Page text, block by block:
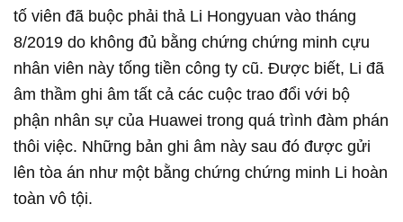
tố viên đã buộc phải thả Li Hongyuan vào tháng
8/2019 do không đủ bằng chứng chứng minh cựu
nhân viên này tống tiền công ty cũ. Được biết, Li đã
âm thầm ghi âm tất cả các cuộc trao đổi với bộ
phận nhân sự của Huawei trong quá trình đàm phán
thôi việc. Những bản ghi âm này sau đó được gửi
lên tòa án như một bằng chứng chứng minh Li hoàn
toàn vô tội.